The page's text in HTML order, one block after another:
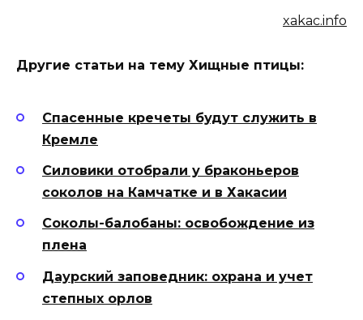
xakac.info
Другие статьи на тему Хищные птицы:
Спасенные кречеты будут служить в
Кремле
Силовики отобрали у браконьеров
соколов на Камчатке и в Хакасии
Соколы-балобаны: освобождение из
плена
Даурский заповедник: охрана и учет
степных орлов